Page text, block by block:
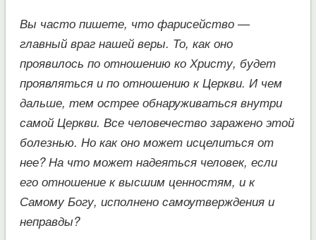
Вы часто пишете, что фарисейство —
главный враг нашей веры. То, как оно
проявилось по отношению ко Христу, будет
проявляться и по отношению к Церкви. И чем
дальше, тем острее обнаруживаться внутри
самой Церкви. Все человечество заражено этой
болезнью. Но как оно может исцелиться от
нее? На что может надеяться человек, если
его отношение к высшим ценностям, и к
Самому Богу, исполнено самоутверждения и
неправды?